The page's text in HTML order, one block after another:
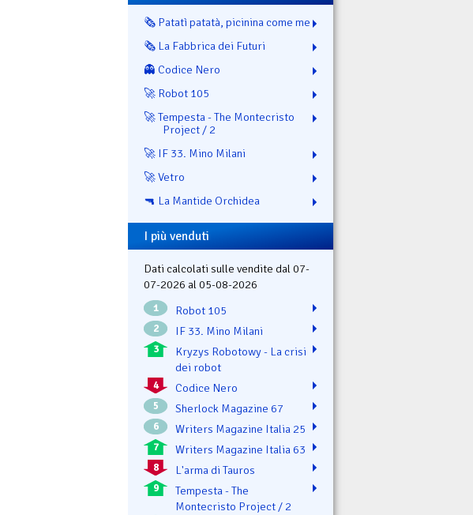
🗞️ Patatì patatà, picinina come me
🗞️ La Fabbrica dei Futuri
👻 Codice Nero
🚀 Robot 105
🚀 Tempesta - The Montecristo
Project / 2
🚀 IF 33. Mino Milani
🚀 Vetro
🔫 La Mantide Orchidea
I più venduti
Dati calcolati sulle vendite dal 07-
07-2026 al 05-08-2026
1 Robot 105
2 IF 33. Mino Milani
3
Kryzys Robotowy - La crisi
dei robot
4 Codice Nero
5 Sherlock Magazine 67
6 Writers Magazine Italia 25
7 Writers Magazine Italia 63
8 L'arma di Tauros
9
Tempesta - The
Montecristo Project / 2